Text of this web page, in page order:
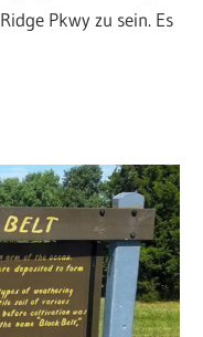
Pkwy zu sein. Es